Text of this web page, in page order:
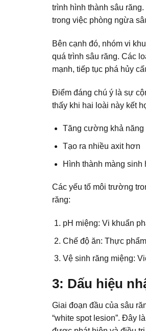
trình hình thành sâu
trong việc phòng ngừa
Bên cạnh đó, nhóm vi
quá trình sâu răng. Các
mạnh, tiếp tục phá hủy
Điểm đáng chú ý là sự
thấy khi hai loài này kết
Tăng cường khả năng
Tạo ra nhiều axit hơn
Hình thành màng
Các yếu tố môi trường
răng:
pH miệng: Vi khuẩn
Chế độ ăn: Thực
Vệ sinh răng miệng:
3: Dấu hiệu
Giai đoạn đầu của sâu
“white spot lesion”. Đây